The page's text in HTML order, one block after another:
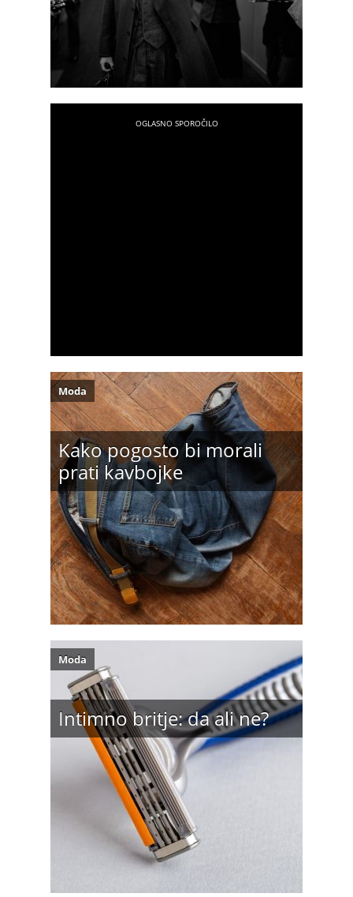
Kako pogosto bi morali
prati kavbojke
Moda
Intimno britje: da ali ne?
Moda